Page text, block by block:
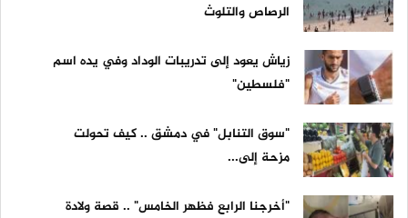
الرصاص والتلوث
زياش يعود إلى تدريبات الوداد وفي يده اسم
"فلسطين"
"سوق التنابل" في دمشق .. كيف تحولت
مزحة إلى...
"أخرجنا الرابع فظهر الخامس" .. قصة ولادة